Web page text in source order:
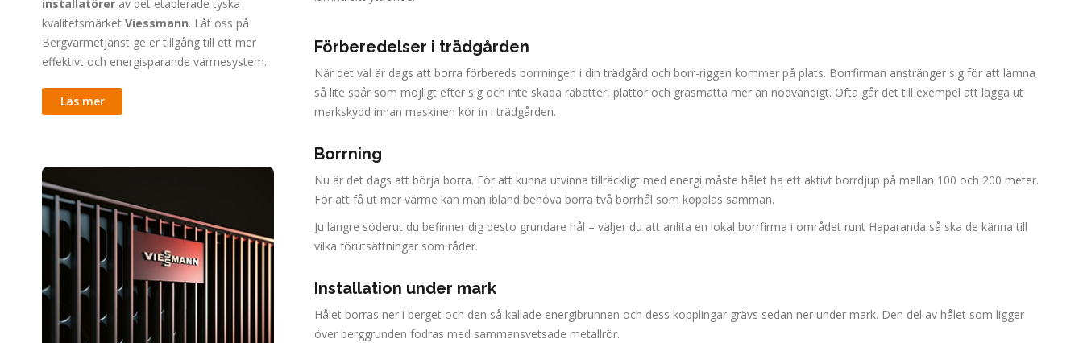
installatörer av det etablerade tyska
kvalitetsmärket Viessmann. Låt oss på
Bergvärmetjänst ge er tillgång till ett mer
effektivt och energisparande värmesystem.
Läs mer
Förberedelser i trädgården
När det väl är dags att borra förbereds borrningen i din trädgård och borr-riggen kommer på plats. Borrfirman anstränger sig för att lämna
så lite spår som möjligt efter sig och inte skada rabatter, plattor och gräsmatta mer än nödvändigt. Ofta går det till exempel att lägga ut
markskydd innan maskinen kör in i trädgården.
Borrning
Nu är det dags att börja borra. För att kunna utvinna tillräckligt med energi måste hålet ha ett aktivt borrdjup på mellan 100 och 200 meter.
För att få ut mer värme kan man ibland behöva borra två borrhål som kopplas samman.
Ju längre söderut du befinner dig desto grundare hål – väljer du att anlita en lokal borrfirma i området runt Haparanda så ska de känna till
vilka förutsättningar som råder.
Installation under mark
Hålet borras ner i berget och den så kallade energibrunnen och dess kopplingar grävs sedan ner under mark. Den del av hålet som ligger
över berggrunden fodras med sammansvetsade metallrör.